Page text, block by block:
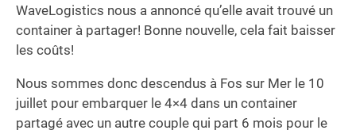
WaveLogistics nous a annoncé qu’elle avait trouvé un
container à partager! Bonne nouvelle, cela fait baisser
les coûts!
Nous sommes donc descendus à Fos sur Mer le 10
juillet pour embarquer le 4×4 dans un container
partagé avec un autre couple qui part 6 mois pour le